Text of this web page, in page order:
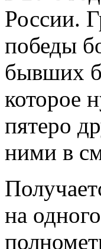
России.
победы
бывших
которое
пятеро
ними в
на